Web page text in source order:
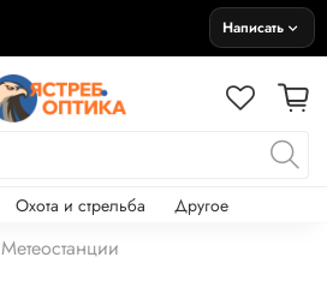
Написать
Охота и стрельба Другое
Метеостанции